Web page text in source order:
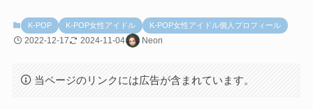
K-POP K-POP女性アイドル K-POP女性アイドル個人プロフィール
2022-12-17 2024-11-04 Neon
当ページのリンクには広告が含まれています。